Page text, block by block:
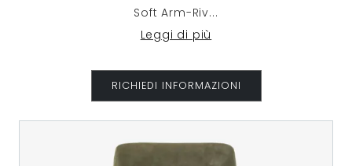
Soft Arm-Riv...
Leggi di più
RICHIEDI INFORMAZIONI